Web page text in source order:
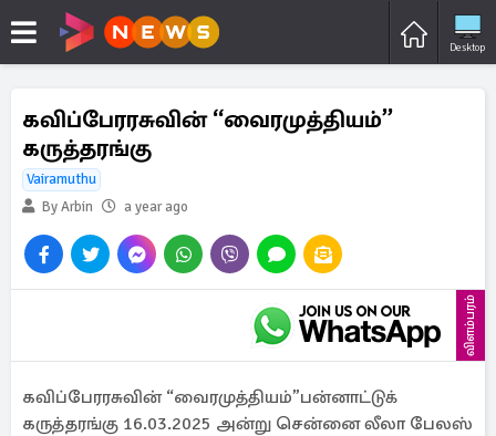
Desktop
கவிப்பேரரசுவின் “வைரமுத்தியம்”
கருத்தரங்கு
Vairamuthu
By Arbin
a year ago
விளம்பரம்
கவிப்பேரரசுவின் “வைரமுத்தியம்”பன்னாட்டுக்
கருத்தரங்கு 16.03.2025 அன்று சென்னை லீலா பேலஸ்